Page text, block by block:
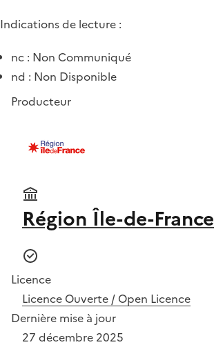
Indications de lecture :
nc : Non Communiqué
nd : Non Disponible
Producteur
Région Île-de-France
Licence
Licence Ouverte / Open Licence
Dernière mise à jour
27 décembre 2025